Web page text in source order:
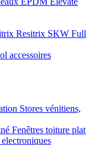
Resitrix SKW Full
accessoires
Stores vénitiens,
Fenêtres toiture plat